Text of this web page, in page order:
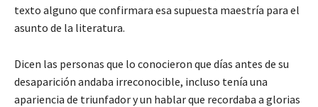
texto alguno que confirmara esa supuesta maestría para el
asunto de la literatura.
Dicen las personas que lo conocieron que días antes de su
desaparición andaba irreconocible, incluso tenía una
apariencia de triunfador y un hablar que recordaba a glorias